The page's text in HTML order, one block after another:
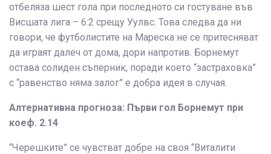
отбеляза шест гола при последното си гостуване във
Висшата лига – 6:2 срещу Уулвс. Това следва да ни
говори, че футболистите на Мареска не се притесняват
да играят далеч от дома, дори напротив. Борнемут
остава солиден съперник, поради което “застраховка”
с “равенство няма залог” е добра идея в случая.
Алтернативна прогноза: Първи гол Борнемут при
коеф. 2.14
“Черешките” се чувстват добре на своя “Виталити